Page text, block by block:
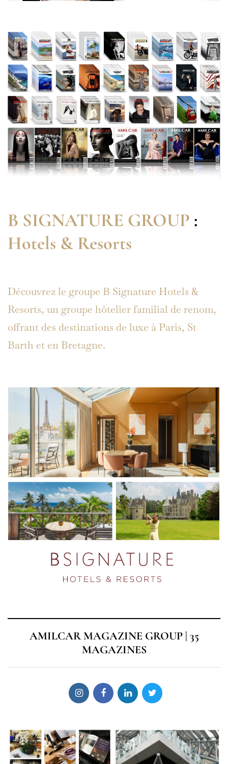
B SIGNATURE GROUP :
Hotels & Resorts
Découvrez le groupe B Signature Hotels &
Resorts, un groupe hôtelier familial de renom,
offrant des destinations de luxe à Paris, St
Barth et en Bretagne.
AMILCAR MAGAZINE GROUP | 35
MAGAZINES